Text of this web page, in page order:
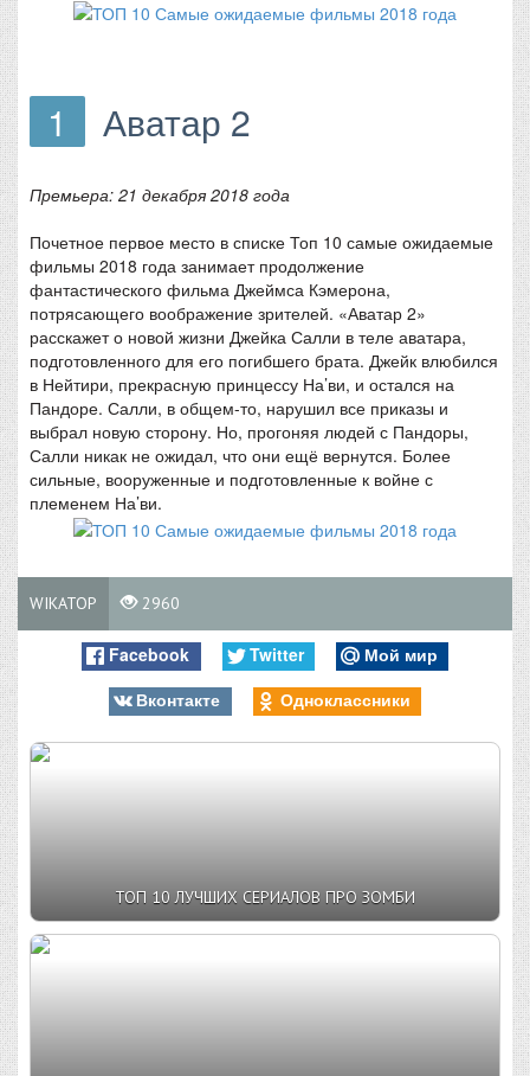
1 Аватар 2
Премьера: 21 декабря 2018 года
Почетное первое место в списке Топ 10 самые ожидаемые
фильмы 2018 года занимает продолжение
фантастического фильма Джеймса Кэмерона,
потрясающего воображение зрителей. «Аватар 2»
расскажет о новой жизни Джейка Салли в теле аватара,
подготовленного для его погибшего брата. Джейк влюбился
в Нейтири, прекрасную принцессу На’ви, и остался на
Пандоре. Салли, в общем-то, нарушил все приказы и
выбрал новую сторону. Но, прогоняя людей с Пандоры,
Салли никак не ожидал, что они ещё вернутся. Более
сильные, вооруженные и подготовленные к войне с
племенем На’ви.
WIKATOP 2960
Facebook Twitter
Мой мир
Вконтакте
Одноклассники
ТОП 10 ЛУЧШИХ СЕРИАЛОВ ПРО ЗОМБИ